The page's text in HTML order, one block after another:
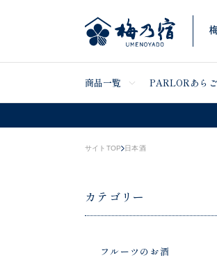
商品一覧 PARLORあら
サイトTOP 日本酒
カテゴリー
フルーツのお酒